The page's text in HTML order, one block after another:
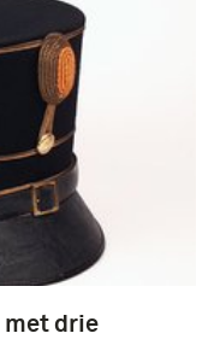
met drie